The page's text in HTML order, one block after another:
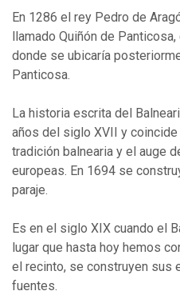
En 1286 el rey Pedro de
llamado Quiñón de
donde se ubicaría
Panticosa.
La historia escrita del
años del siglo XVII y
tradición balnearia y el auge
europeas. En 1694 se
paraje.
Es en el siglo XIX cuando el
lugar que hasta hoy hemos
el recinto, se construyen
fuentes.